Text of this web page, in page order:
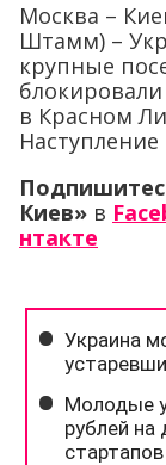
Москва –
Штамм) –
крупные
в Красном
Киев» в
нтакте